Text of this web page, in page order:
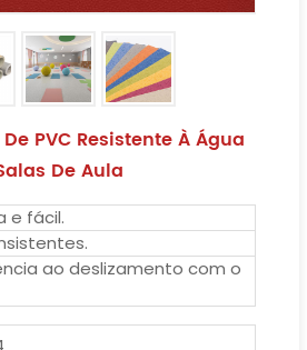
PVC Resistente À Água
De Aula
e fácil.
ao deslizamento com o